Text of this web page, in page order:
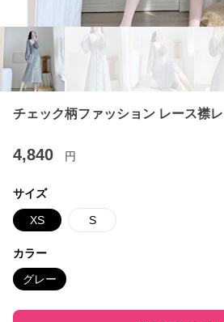
チェック柄ファッション レース襟
4,840 円
サイズ
XS S
カラー
グレー